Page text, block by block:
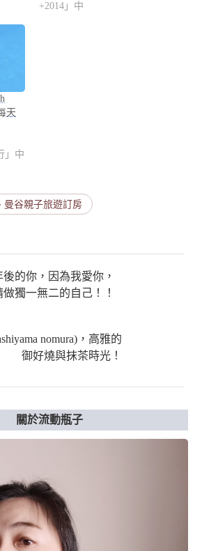
+2014」中
天
」中
曼谷親子旅遊訂房
後的你，因為我愛你，
做獨一無二的自己！！
nomura)，高雅的
御好燒與抹茶時光！
關於流動瓶子